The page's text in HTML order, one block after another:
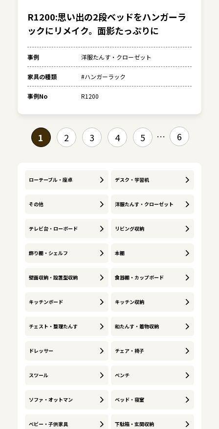
R1200:思い出の2段ベッドをハンガーラ
ックにリメイク。面影たっぷりに
事例 洋服たんす・クローゼット
家具の種類 #ハンガーラック
事例No R1200
1 2 3 4 5 6
ローテーブル・座卓 デスク・学習机
その他 洋服たんす・クローゼット
テレビ台・ローボード リビング収納
飾り棚・シェルフ 本棚
壁面収納・設置型収納 食器棚・カップボード
キッチンボード キッチン収納
チェスト・整理たんす 和たんす・着物収納
ドレッサー チェア・椅子
スツール ベンチ
ソファ・オットマン ベッド・寝室
ベビー・子供家具 下駄箱・玄関収納